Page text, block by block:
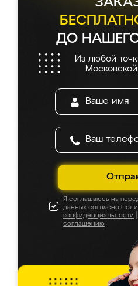
ДО
Из любой
Я соглашаюсь на
данных согласно
конфиденциальности
соглашению